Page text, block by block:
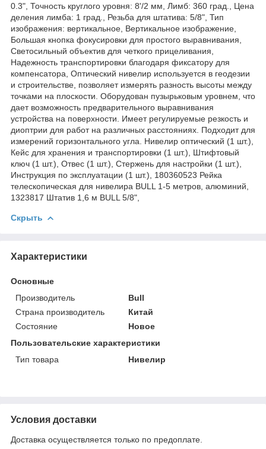
0.3", Точность круглого уровня: 8'/2 мм, Лимб: 360 град., Цена
деления лимба: 1 град., Резьба для штатива: 5/8", Тип
изображения: вертикальное, Вертикальное изображение,
Большая кнопка фокусировки для простого выравнивания,
Светосильный объектив для четкого прицеливания,
Надежность транспортировки благодаря фиксатору для
компенсатора, Оптический нивелир используется в геодезии
и строительстве, позволяет измерять разность высоты между
точками на плоскости. Оборудован пузырьковым уровнем, что
дает возможность предварительного выравнивания
устройства на поверхности. Имеет регулируемые резкость и
диоптрии для работ на различных расстояниях. Подходит для
измерений горизонтального угла. Нивелир оптический (1 шт.),
Кейс для хранения и транспортировки (1 шт.), Штифтовый
ключ (1 шт.), Отвес (1 шт.), Стержень для настройки (1 шт.),
Инструкция по эксплуатации (1 шт.), 180360523 Рейка
телескопическая для нивелира BULL 1-5 метров, алюминий,
1323817 Штатив 1,6 м BULL 5/8",
Скрыть
Характеристики
Основные
Производитель
Bull
Страна производитель
Китай
Состояние
Новое
Пользовательские характеристики
Тип товара
Нивелир
Условия доставки
Доставка осуществляется только по предоплате.